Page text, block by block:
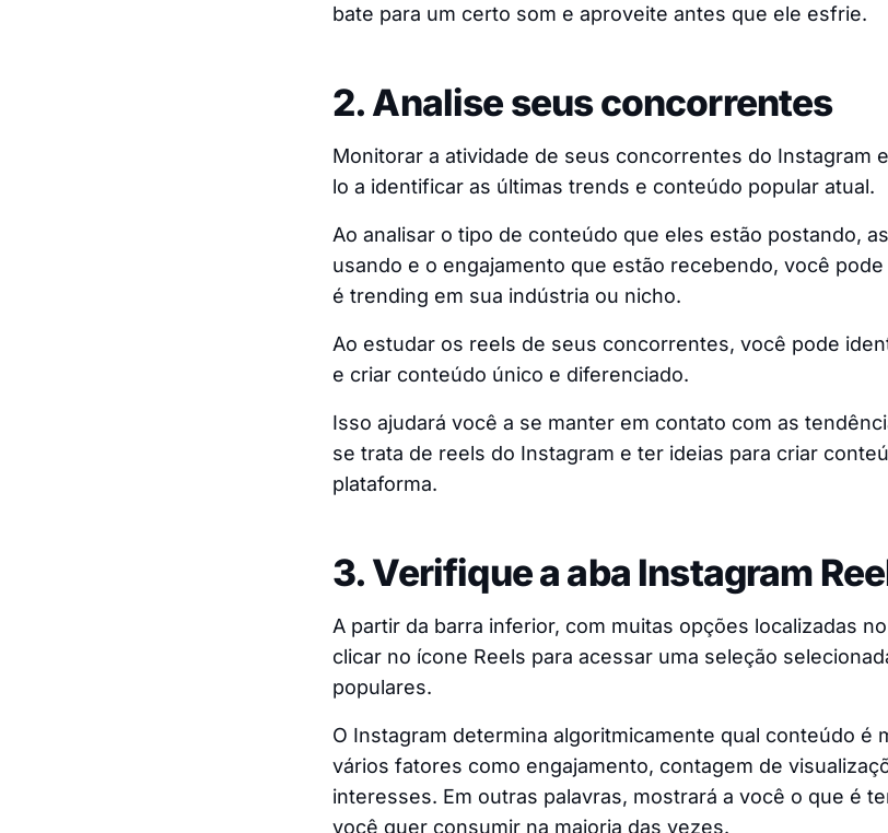
bate para um certo som e aproveite antes que ele esfrie.
2. Analise seus concorrentes
Monitorar a atividade de seus concorrentes do Instagram
lo a identificar as últimas trends e conteúdo popular atual.
Ao analisar o tipo de conteúdo que eles estão postando,
usando e o engajamento que estão recebendo, você
é trending em sua indústria ou nicho.
Ao estudar os reels de seus concorrentes, você pode
e criar conteúdo único e diferenciado.
Isso ajudará você a se manter em contato com as
se trata de reels do Instagram e ter ideias para criar
plataforma.
3. Verifique a aba Instagram
A partir da barra inferior, com muitas opções localizadas
clicar no ícone Reels para acessar uma seleção
populares.
O Instagram determina algoritmicamente qual conteúdo é
vários fatores como engajamento, contagem de
interesses. Em outras palavras, mostrará a você o que é
você quer consumir na maioria das vezes.